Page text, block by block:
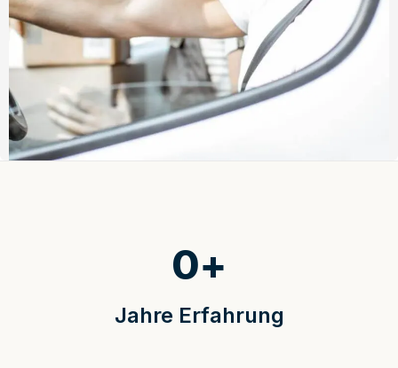
Jahre Erfahrung
0+